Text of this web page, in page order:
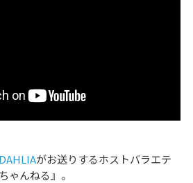
がお送りするホストバラエテ
ゃんねる』。